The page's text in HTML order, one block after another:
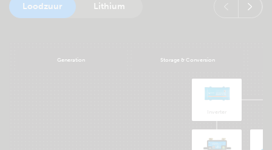
Loodzuur Lithium
Generation Storage & Conversion
Inverter